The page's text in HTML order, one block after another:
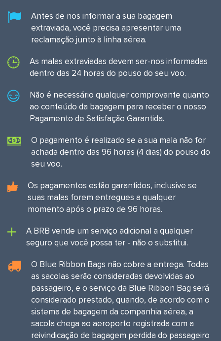
Antes de nos informar a sua bagagem
extraviada, você precisa apresentar uma
reclamação junto à linha aérea.
As malas extraviadas devem ser-nos informadas
dentro das 24 horas do pouso do seu voo.
Não é necessário qualquer comprovante quanto
ao conteúdo da bagagem para receber o nosso
Pagamento de Satisfação Garantida.
O pagamento é realizado se a sua mala não for
achada dentro das 96 horas (4 dias) do pouso do
seu voo.
Os pagamentos estão garantidos, inclusive se
suas malas forem entregues a qualquer
momento após o prazo de 96 horas.
A BRB vende um serviço adicional a qualquer
seguro que você possa ter - não o substitui.
O Blue Ribbon Bags não cobre a entrega. Todas
as sacolas serão consideradas devolvidas ao
passageiro, e o serviço da Blue Ribbon Bag será
considerado prestado, quando, de acordo com o
sistema de bagagem da companhia aérea, a
sacola chega ao aeroporto registrada com a
reivindicação de bagagem perdida do passageiro